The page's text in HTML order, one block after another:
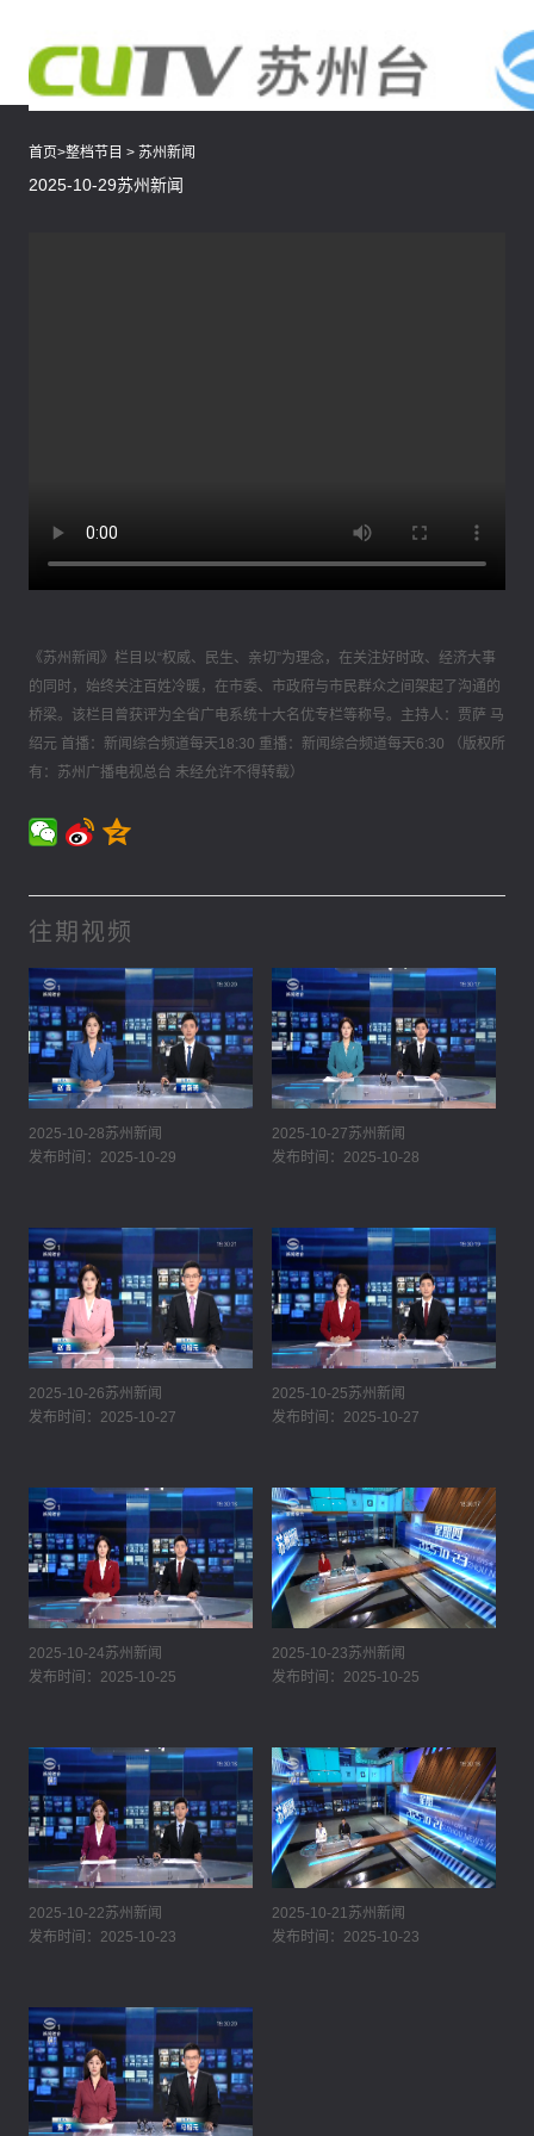
首页>整档节目 > 苏州新闻
2025-10-29苏州新闻
《苏州新闻》栏目以“权威、民生、亲切”为理念，在关注好时政、经济大事
的同时，始终关注百姓冷暖，在市委、市政府与市民群众之间架起了沟通的
桥梁。该栏目曾获评为全省广电系统十大名优专栏等称号。主持人：贾萨 马
绍元 首播：新闻综合频道每天18:30 重播：新闻综合频道每天6:30 （版权所
有：苏州广播电视总台 未经允许不得转载）
往期视频
2025-10-28苏州新闻
发布时间：2025-10-29
2025-10-27苏州新闻
发布时间：2025-10-28
2025-10-26苏州新闻
发布时间：2025-10-27
2025-10-25苏州新闻
发布时间：2025-10-27
2025-10-24苏州新闻
发布时间：2025-10-25
2025-10-23苏州新闻
发布时间：2025-10-25
2025-10-22苏州新闻
发布时间：2025-10-23
2025-10-21苏州新闻
发布时间：2025-10-23